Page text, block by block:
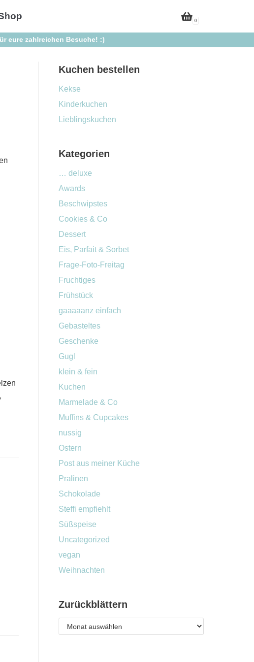
0
eure zahlreichen Besuche! :)
Kuchen bestellen
Kekse
Kinderkuchen
Lieblingskuchen
Kategorien
… deluxe
Awards
Beschwipstes
Cookies & Co
Dessert
Eis, Parfait & Sorbet
Frage-Foto-Freitag
Fruchtiges
Frühstück
gaaaaanz einfach
Gebasteltes
Geschenke
Gugl
klein & fein
Kuchen
Marmelade & Co
Muffins & Cupcakes
nussig
Ostern
Post aus meiner Küche
Pralinen
Schokolade
Steffi empfiehlt
Süßspeise
Uncategorized
vegan
Weihnachten
Zurückblättern